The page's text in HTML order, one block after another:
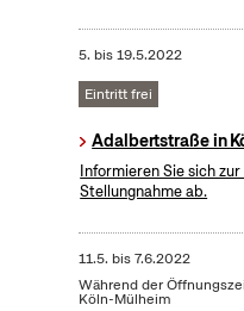
5. bis19.5.2022
Eintritt frei
Adalbertstraße in
Informieren Sie sich
Stellungnahme ab.
11.5. bis7.6.2022
Während der
Köln-Mülheim